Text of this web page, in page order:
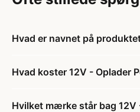
Hvad er navnet på
Hvad koster 12V - Oplader
Hvilket mærke står bag 12V